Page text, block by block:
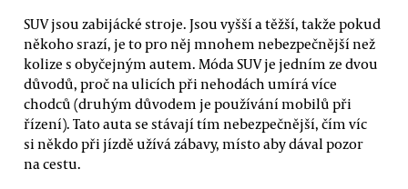
SUV jsou zabijácké stroje. Jsou vyšší a těžší, takže pokud
někoho srazí, je to pro něj mnohem nebezpečnější než
kolize s obyčejným autem. Móda SUV je jedním ze dvou
důvodů, proč na ulicích při nehodách umírá více
chodců (druhým důvodem je používání mobilů při
řízení). Tato auta se stávají tím nebezpečnější, čím víc
si někdo při jízdě užívá zábavy, místo aby dával pozor
na cestu.